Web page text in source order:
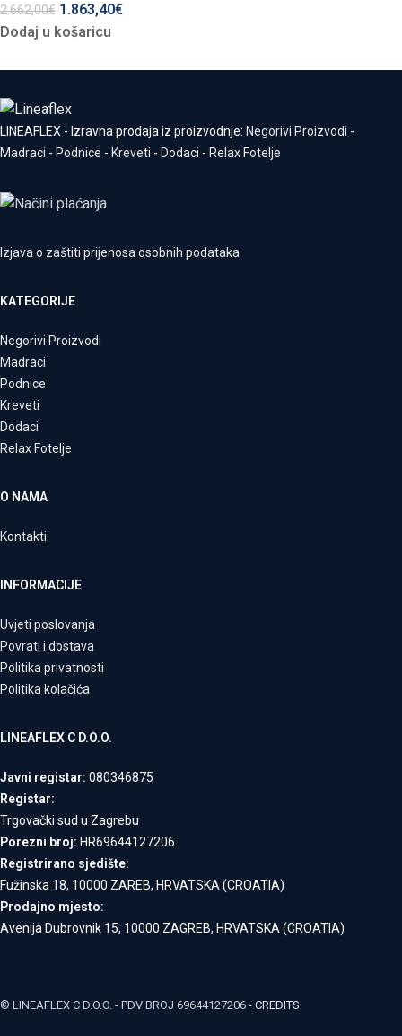
2.662,00€ 1.863,40€
Dodaj u košaricu
LINEAFLEX - Izravna prodaja iz proizvodnje: Negorivi Proizvodi -
Madraci - Podnice - Kreveti - Dodaci - Relax Fotelje
Izjava o zaštiti prijenosa osobnih podataka
KATEGORIJE
Negorivi Proizvodi
Madraci
Podnice
Kreveti
Dodaci
Relax Fotelje
O NAMA
Kontakti
INFORMACIJE
Uvjeti poslovanja
Povrati i dostava
Politika privatnosti
Politika kolačića
LINEAFLEX C D.O.O.
Javni registar: 080346875
Registar:
Trgovački sud u Zagrebu
Porezni broj: HR69644127206
Registrirano sjedište:
Fužinska 18, 10000 ZAREB, HRVATSKA (CROATIA)
Prodajno mjesto:
Avenija Dubrovnik 15, 10000 ZAGREB, HRVATSKA (CROATIA)
© LINEAFLEX C D.O.O. - PDV BROJ 69644127206 - CREDITS